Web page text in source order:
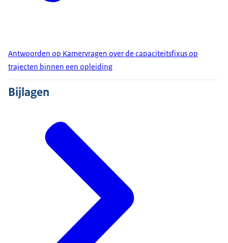
Antwoorden op Kamervragen over de capaciteitsfixus op
trajecten binnen een opleiding
Bijlagen